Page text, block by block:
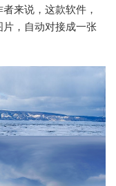
来说，这款软件，
，自动对接成一张